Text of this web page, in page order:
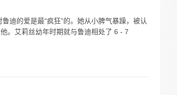
迪的爱是最“疯狂”的。她从小脾气暴躁，被认
。艾莉丝幼年时期就与鲁迪相处了 6 - 7